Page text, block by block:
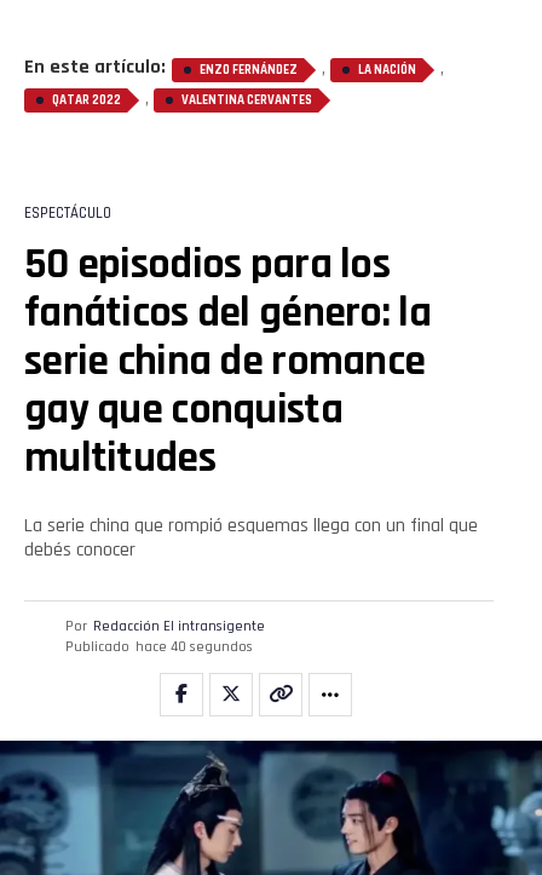
En este artículo: ENZO FERNÁNDEZ , LA NACIÓN ,
QATAR 2022 , VALENTINA CERVANTES
ESPECTÁCULO
50 episodios para los
fanáticos del género: la
serie china de romance
gay que conquista
multitudes
La serie china que rompió esquemas llega con un final que
debés conocer
Por Redacción El intransigente
Publicado hace 40 segundos